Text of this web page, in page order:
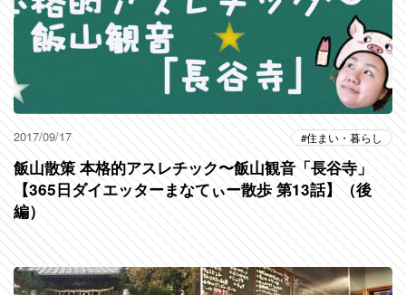
2017/09/17 住まい・暮らし
飯山散策 本格的アスレチック〜飯山観音「長谷寺」
【365日ダイエッターまなてぃー散歩 第13話】（後
編）